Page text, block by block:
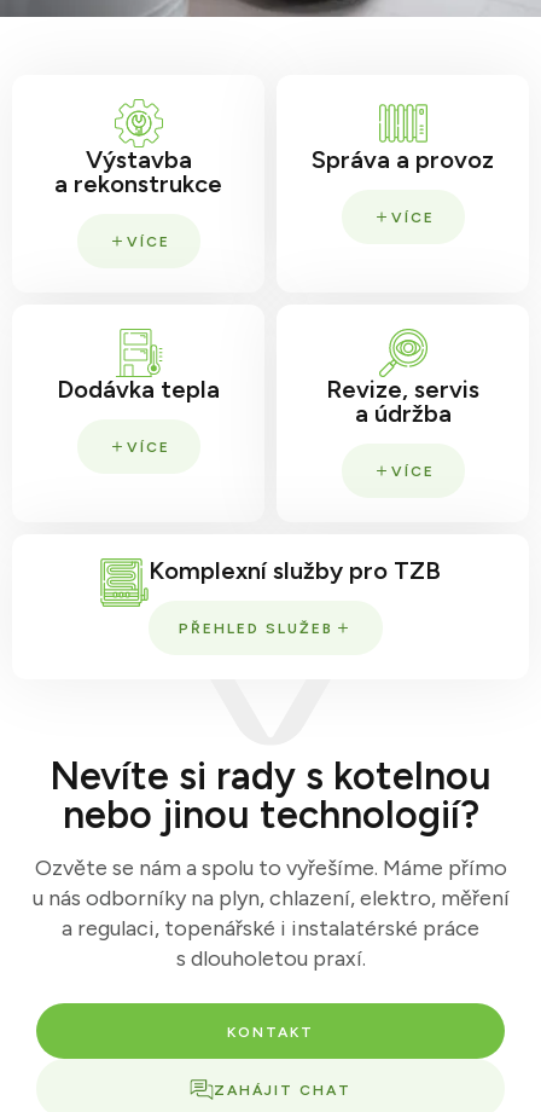
Výstavba
a rekonstrukce
VÍCE
Správa a provoz
VÍCE
Dodávka tepla
VÍCE
Revize, servis
a údržba
VÍCE
Komplexní služby pro TZB
PŘEHLED SLUŽEB
Nevíte si rady s kotelnou
nebo jinou technologií?
Ozvěte se nám a spolu to vyřešíme. Máme přímo
u nás odborníky na plyn, chlazení, elektro, měření
a regulaci, topenářské i instalatérské práce
s dlouholetou praxí.
KONTAKT
ZAHÁJIT CHAT